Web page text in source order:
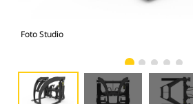
Foto Studio